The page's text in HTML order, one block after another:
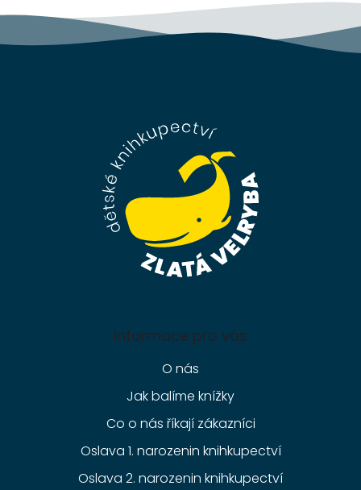
Informace pro vás
O nás
Jak balíme knížky
Co o nás říkají zákazníci
Oslava 1. narozenin knihkupectví
Oslava 2. narozenin knihkupectví